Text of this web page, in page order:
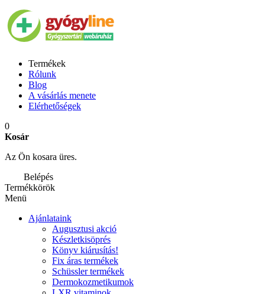
Termékek
Rólunk
Blog
A vásárlás menete
Elérhetőségek
0
Kosár
Az Ön kosara üres.
Belépés
Termékkörök
Menü
Ajánlataink
Augusztusi akció
Készletkisöprés
Könyv kiárusítás!
Fix áras termékek
Schüssler termékek
Dermokozmetikumok